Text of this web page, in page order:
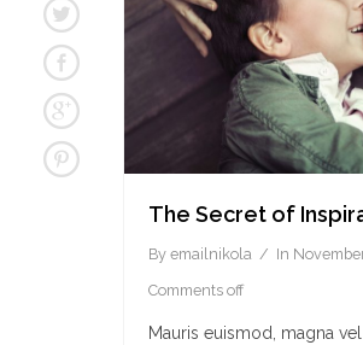
The Secret of
By emailnikola In
Comments off
Mauris euismod, magna